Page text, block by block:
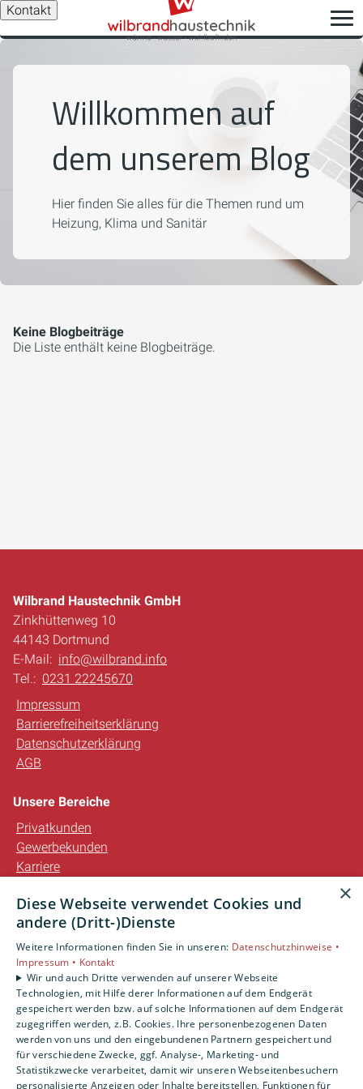
Kontakt
Willkommen auf
dem unserem Blog
Hier finden Sie alles für die Themen rund um
Heizung, Klima und Sanitär
Keine Blogbeiträge
Die Liste enthält keine Blogbeiträge.
Wilbrand Haustechnik GmbH
Zinkhüttenweg 10
44143 Dortmund
E-Mail: info@wilbrand.info
Tel.: 0231 22245670
Impressum
Barrierefreiheitserklärung
Datenschutzerklärung
AGB
Unsere Bereiche
Privatkunden
Gewerbekunden
Karriere
Kontakt
×
Diese Webseite verwendet Cookies und
andere (Dritt-)Dienste
Weitere Informationen finden Sie in unseren: Datenschutzhinweise •
Impressum • Kontakt
Wir und auch Dritte verwenden auf unserer Webseite
Technologien, mit Hilfe derer Informationen auf dem Endgerät
gespeichert werden bzw. auf solche Informationen auf dem Endgerät
zugegriffen werden, z.B. Cookies. Ihre personenbezogenen Daten
werden von uns und den eingebundenen Partnern gespeichert und
für verschiedene Zwecke, ggf. Analyse-, Marketing- und
Statistikzwecke verarbeitet, damit wir unseren Webseitenbesuchern
personalisierte Anzeigen oder Inhalte bereitstellen, Funktionen für